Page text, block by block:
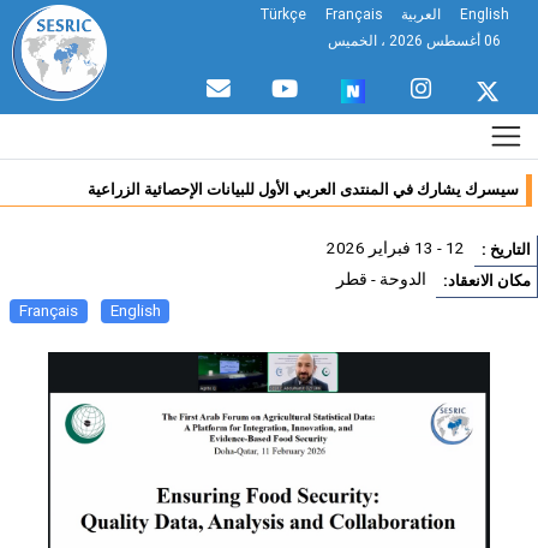
English العربية Français
Türkçe
سيسرك يشارك في المنتدى العربي الأول للبيانات الإحصائية الزراعية
: 12 - 13 فبراير 2026
الانعقاد: الدوحة - قطر
English
Français